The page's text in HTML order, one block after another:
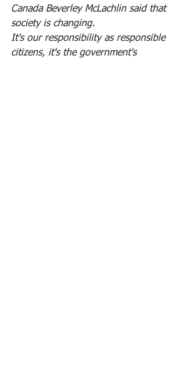
Canada Beverley McLachlin said that
society is changing.
It's our responsibility as responsible
citizens, it's the government's